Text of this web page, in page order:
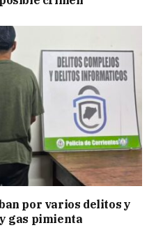
por varios delitos y
gas pimienta